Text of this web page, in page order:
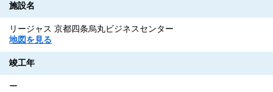
施設名
リージャス 京都四条烏丸ビジネスセンター
地図を見る
竣工年
ー